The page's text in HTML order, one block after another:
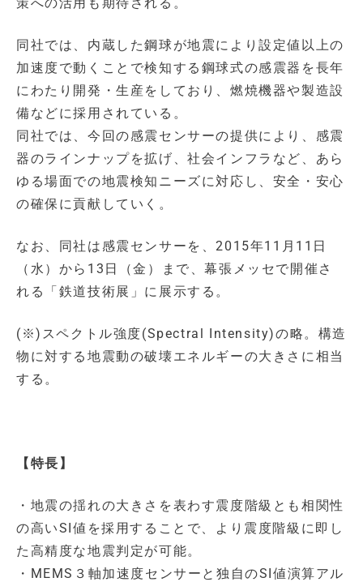
同社では、内蔵した鋼球が地震により設定値以上の
加速度で動くことで検知する鋼球式の感震器を長年
にわたり開発・生産をしており、燃焼機器や製造設
備などに採用されている。
同社では、今回の感震センサーの提供により、感震
器のラインナップを拡げ、社会インフラなど、あら
ゆる場面での地震検知ニーズに対応し、安全・安心
の確保に貢献していく。
なお、同社は感震センサーを、2015年11月11日
（水）から13日（金）まで、幕張メッセで開催さ
れる「鉄道技術展」に展示する。
(※)スペクトル強度(Spectral Intensity)の略。構造
物に対する地震動の破壊エネルギーの大きさに相当
する。
【特長】
・地震の揺れの大きさを表わす震度階級とも相関性
の高いSI値を採用することで、より震度階級に即し
た高精度な地震判定が可能。
・MEMS３軸加速度センサーと独自のSI値演算アル